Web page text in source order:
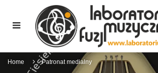
Home Patronat medialny